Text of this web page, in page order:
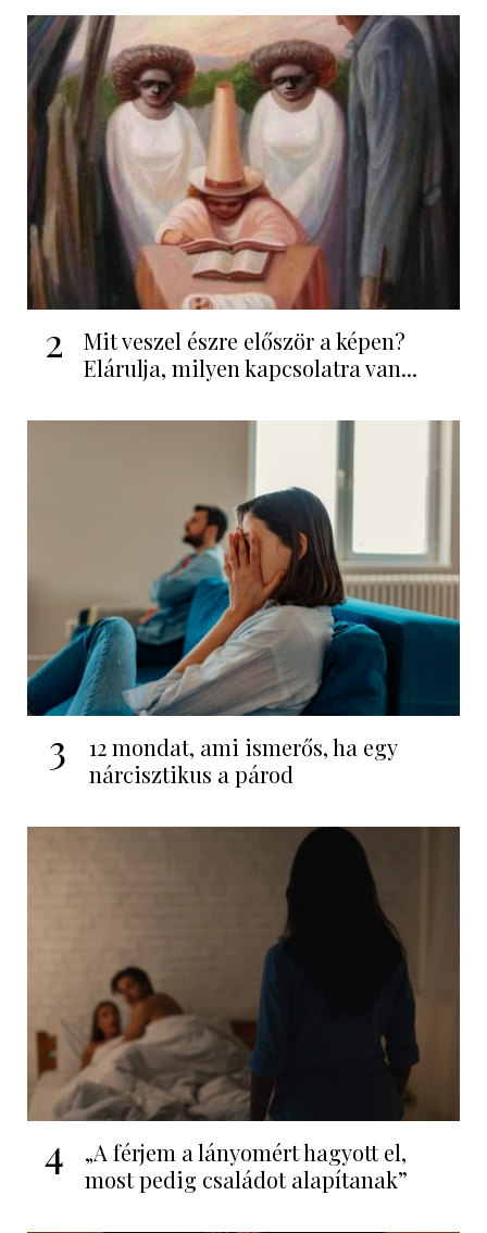
2
Mit veszel észre először a képen?
Elárulja, milyen kapcsolatra van...
3
12 mondat, ami ismerős, ha egy
nárcisztikus a párod
4
„A férjem a lányomért hagyott el,
most pedig családot alapítanak”